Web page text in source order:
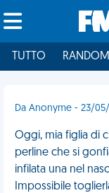
TUTTO RANDOM
Da Anonyme - 23/05/
Oggi, mia figlia di
perline che si
infilata una nel
Impossibile